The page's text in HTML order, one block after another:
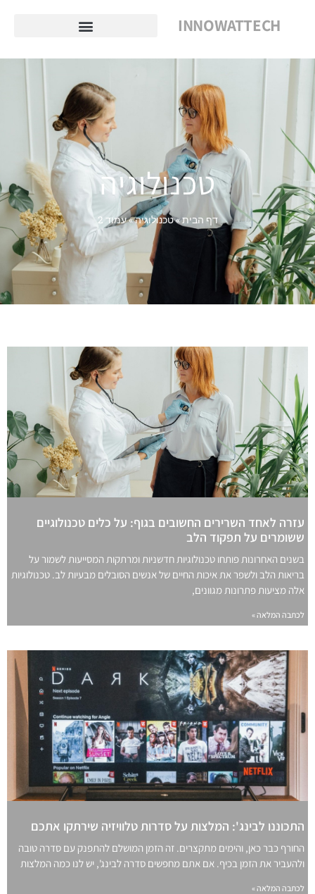
INNOWATTECH
טכנולוגיה
דף הבית»טכנולוגיה»עמוד 2
עזרה לאחד השרירים החשובים בגוף: על כלים טכנולוגיים
ששומרים על תפקוד הלב
בשנים האחרונות פותחו טכנולוגיות חדשניות ומרתקות המסייעות לשמור על
בריאות הלב ולשפר את איכות החיים של אנשים הסובלים מבעיות לב. טכנולוגיות
אלה מציעות פתרונות מגוונים,
לכתבה המלאה »
התכוננו לבינג': המלצות על סדרות טלוויזיה שירתקו אתכם
החורף כבר כאן, והימים מתקצרים. זה הזמן המושלם להתפנק עם סדרה טובה
ולהעביר את הזמן בכיף. אם אתם מחפשים סדרה לבינג', יש לנו כמה המלצות
לכתבה המלאה »